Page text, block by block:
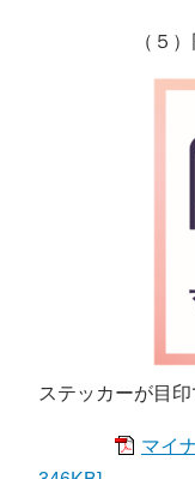
（５）同意
ステッカーが目印
マイ